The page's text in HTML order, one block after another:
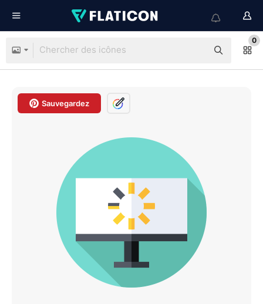
0
Sauvegardez